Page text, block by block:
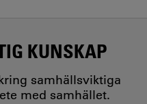
KUNSKAP
samhällsviktiga
med samhället.